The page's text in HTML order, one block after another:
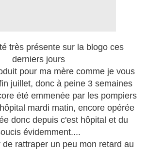
très présente sur la blogo ces
derniers jours
pour ma mère comme je vous
juillet, donc à peine 3 semaines
été emmenée par les pompiers
mardi matin, encore opérée
donc depuis c'est hôpital et du
évidemment....
de rattraper un peu mon retard au